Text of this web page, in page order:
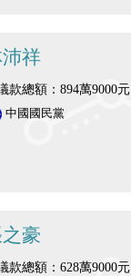
祥
款總額：894萬9000元
中國國民黨
豪
款總額：628萬9000元